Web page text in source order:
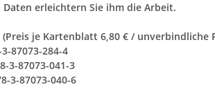
erleichtern Sie ihm die Arbeit.
je Kartenblatt 6,80 € / unverbindliche
87073-284-4
3-87073-041-3
3-87073-040-6